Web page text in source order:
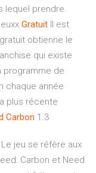
lequel prendre.
Gratuit Il est
obtienne le
qui existe
programme de
chaque année
plus récente
Carbon 1.3
jeu se réfère aux
Carbon et Need